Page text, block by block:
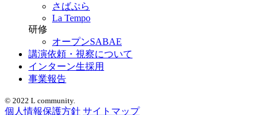
さばぷら
La Tempo
研修
オープンSABAE
講演依頼・視察について
インターン生採用
事業報告
© 2022 L community.
個人情報保護方針 サイトマップ